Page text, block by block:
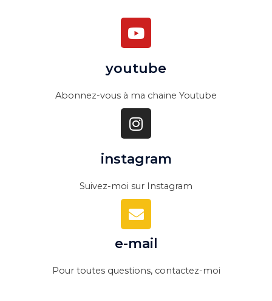
Y
o
t
b
e
youtube
Abonnez-vous à ma chaine Youtube
I
n
t
g
r
a
m
instagram
Suivez-moi sur Instagram
E
n
v
e
l
e-mail
Pour toutes questions, contactez-moi